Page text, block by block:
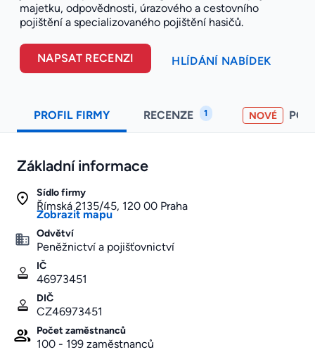
majetku, odpovědnosti, úrazového a cestovního
pojištění a specializovaného pojištění hasičů.
NAPSAT RECENZI HLÍDÁNÍ NABÍDEK
PROFIL FIRMY RECENZE 1 NOVÉ
Základní informace
Sídlo firmy
Římská 2135/45, 120 00 Praha
Zobrazit mapu
Odvětví
Peněžnictví a pojišťovnictví
IČ
46973451
DIČ
CZ46973451
Počet zaměstnanců
100 - 199 zaměstnanců